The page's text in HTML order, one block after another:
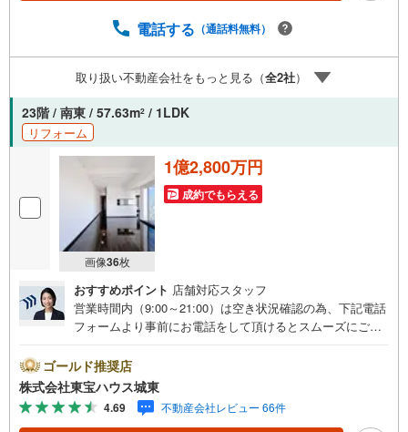
予約をする」ボタンからお問い合わせください。※必ずYah
スライトは出金と譲渡はできません。ご案内・詳細な資料
のご請求はお気軽にどうぞ♪お電話でのお問い合わせも常
時受け付けております！お気軽にお問い合わせください。
電話する （通話料無料）
取り扱い不動産会社をもっと見る（全2社）
23階 / 南東 / 57.63m2 / 1LDK
リフォーム
画像36枚
1億2,800万円
成約でもらえる
おすすめポイント 店舗対応スタッフ
営業時間内（9:00～21:00）は空き状況確認の為、下記電話
フォームより事前にお電話をして頂けるとスムーズにご案
カレンダーの作成▽ご購入後もお客様の人生のパートナー
として暮らしの「安心」を守り続けます。【Yahoo！ 不動
産キャンペーン対象店舗】当店で物件を成約するとPayPay
ボーナスライトがもらえる「Yahoo！ 不動産 物件ご成約キ
ゴールド推奨店
株式会社東宝ハウス城東
4.69 不動産会社レビュー 66件